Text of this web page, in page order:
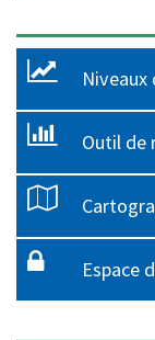
Niveaux
Outil de
Espace